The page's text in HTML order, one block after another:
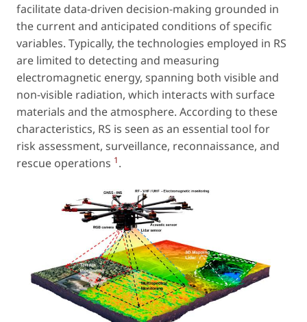
facilitate data-driven decision-making grounded in
the current and anticipated conditions of specific
variables. Typically, the technologies employed in RS
are limited to detecting and measuring
electromagnetic energy, spanning both visible and
non-visible radiation, which interacts with surface
materials and the atmosphere. According to these
characteristics, RS is seen as an essential tool for
risk assessment, surveillance, reconnaissance, and
rescue operations 1.